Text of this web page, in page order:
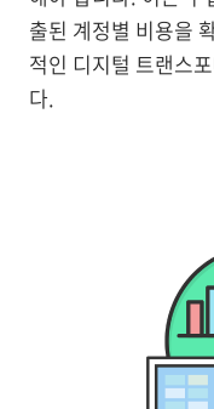
출된 계정별 비용을
적인 디지털 트랜스
다.